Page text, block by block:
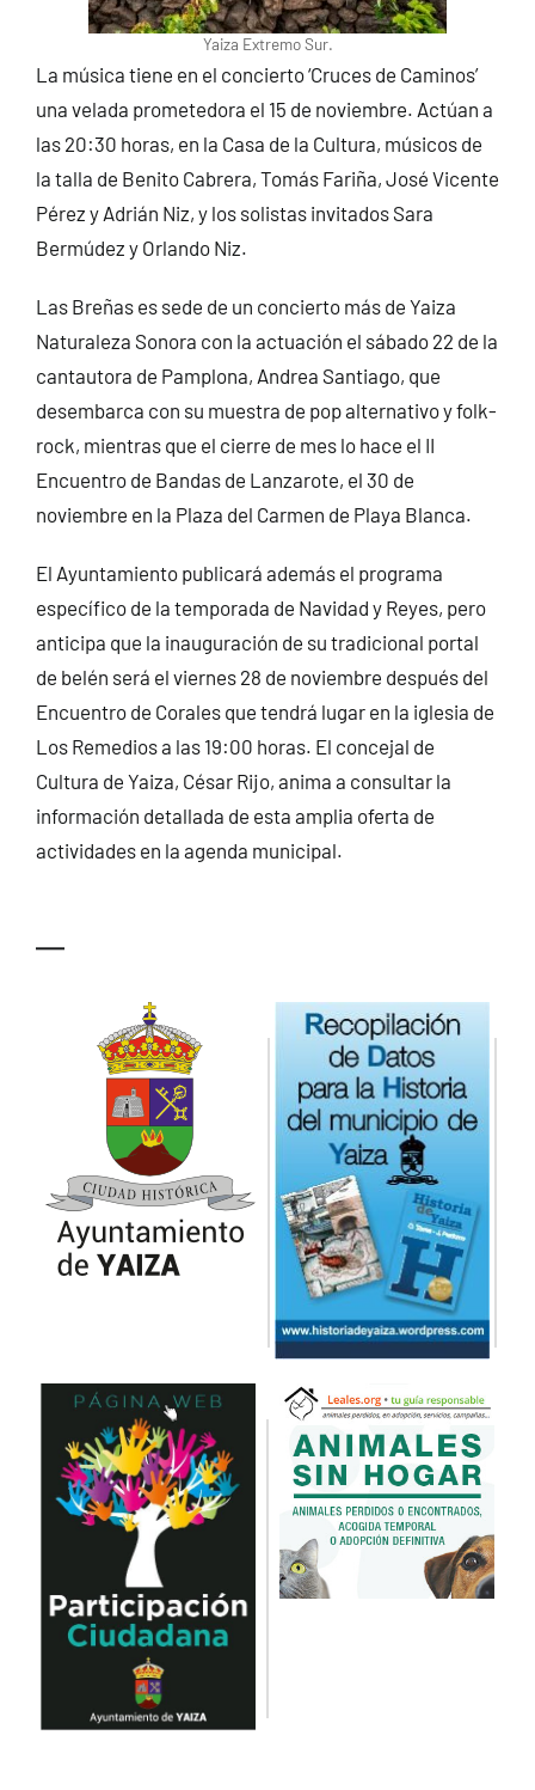
Yaiza Extremo Sur.
La música tiene en el concierto ‘Cruces de Caminos’
una velada prometedora el 15 de noviembre. Actúan a
las 20:30 horas, en la Casa de la Cultura, músicos de
la talla de Benito Cabrera, Tomás Fariña, José Vicente
Pérez y Adrián Niz, y los solistas invitados Sara
Bermúdez y Orlando Niz.
Las Breñas es sede de un concierto más de Yaiza
Naturaleza Sonora con la actuación el sábado 22 de la
cantautora de Pamplona, Andrea Santiago, que
desembarca con su muestra de pop alternativo y folk-
rock, mientras que el cierre de mes lo hace el II
Encuentro de Bandas de Lanzarote, el 30 de
noviembre en la Plaza del Carmen de Playa Blanca.
El Ayuntamiento publicará además el programa
específico de la temporada de Navidad y Reyes, pero
anticipa que la inauguración de su tradicional portal
de belén será el viernes 28 de noviembre después del
Encuentro de Corales que tendrá lugar en la iglesia de
Los Remedios a las 19:00 horas. El concejal de
Cultura de Yaiza, César Rijo, anima a consultar la
información detallada de esta amplia oferta de
actividades en la agenda municipal.
—